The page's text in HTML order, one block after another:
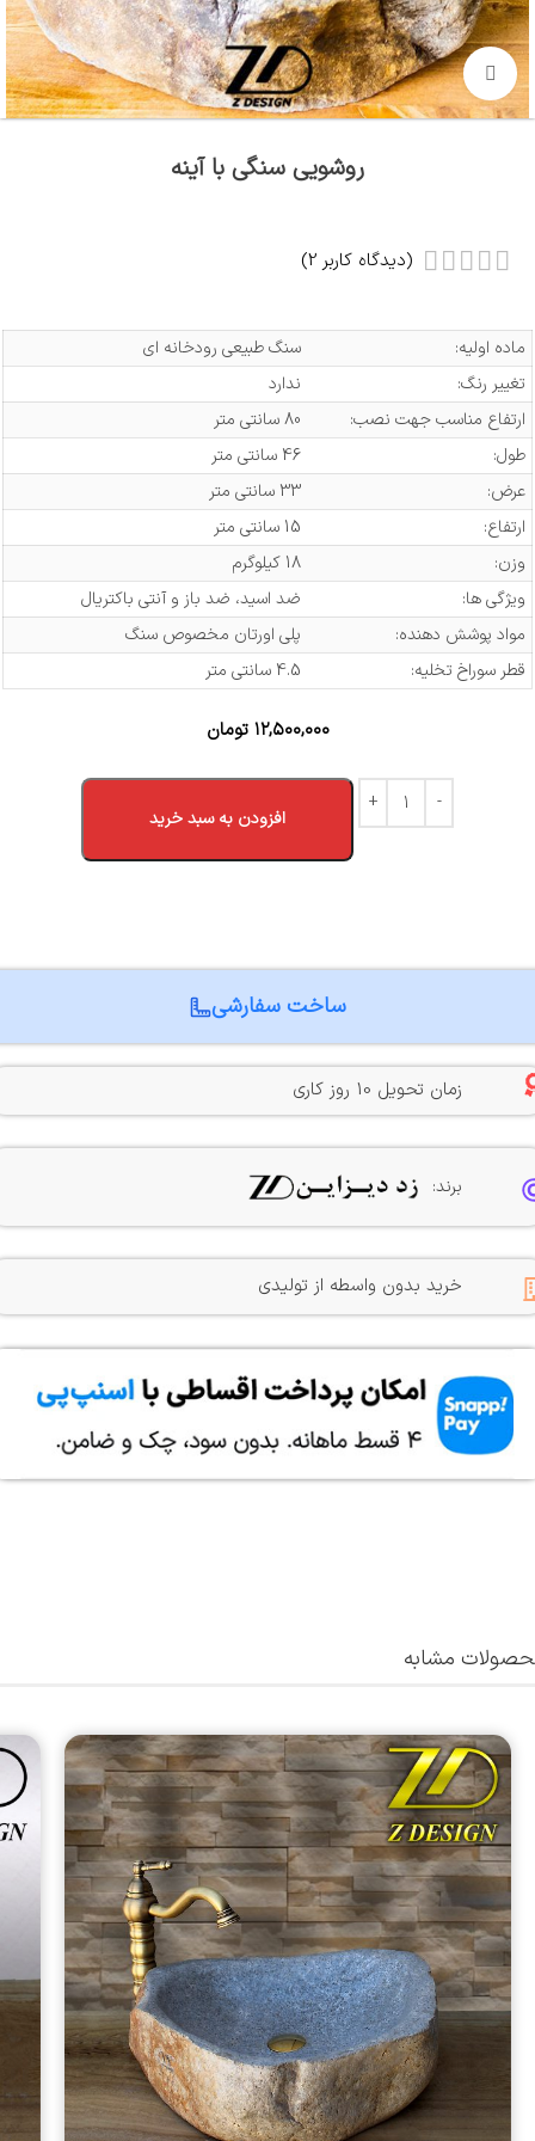
بزرگنمایی تصویر
روشویی سنگی با آینه
(دیدگاه کاربر 2
)
ماده اولیه:
سنگ طبیعی رودخانه ای
تغییر رنگ:
ندارد
ارتفاع مناسب جهت نصب:
80 سانتی متر
طول:
46 سانتی متر
عرض:
33 سانتی متر
ارتفاع:
15 سانتی متر
وزن:
18 کیلوگرم
ویژگی ها:
ضد اسید، ضد باز و آنتی باکتریال
مواد پوشش دهنده:
پلی اورتان مخصوص سنگ
قطر سوراخ تخلیه:
4.5 سانتی متر
۱۲,۵۰۰,۰۰۰ تومان
افزودن به سبد خرید
ساخت سفارشی
زمان تحویل 10 روز کاری
برند:
خرید بدون واسطه از تولیدی
مشابه